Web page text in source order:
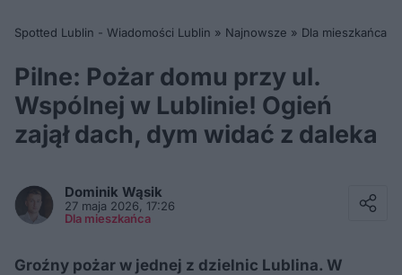
Spotted Lublin - Wiadomości Lublin » Najnowsze » Dla mieszkańca
Pilne: Pożar domu przy ul.
Wspólnej w Lublinie! Ogień
zajął dach, dym widać z daleka
Dominik Wąsik
27 maja 2026, 17:26
Dla mieszkańca
Groźny pożar w jednej z dzielnic Lublina. W